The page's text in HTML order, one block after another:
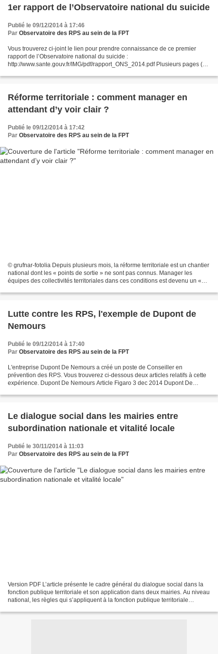
1er rapport de l’Observatoire national du suicide
Publié le 09/12/2014 à 17:46
Par Observatoire des RPS au sein de la FPT
Vous trouverez ci-joint le lien pour prendre connaissance de ce premier
rapport de l’Observatoire national du suicide :
http://www.sante.gouv.fr/IMG/pdf/rapport_ONS_2014.pdf Plusieurs pages (58
Réforme territoriale : comment manager en
attendant d’y voir clair ?
Publié le 09/12/2014 à 17:42
Par Observatoire des RPS au sein de la FPT
© grufnar-fotolia Depuis plusieurs mois, la réforme territoriale est un chantier
national dont les « points de sortie » ne sont pas connus. Manager les
équipes des collectivités territoriales dans ces conditions est devenu un «
Lutte contre les RPS, l'exemple de Dupont de
Nemours
Publié le 09/12/2014 à 17:40
Par Observatoire des RPS au sein de la FPT
L'entreprise Dupont De Nemours a créé un poste de Conseiller en
prévention des RPS. Vous trouverez ci-dessous deux articles relatifs à cette
expérience. Dupont De Nemours Article Figaro 3 dec 2014 Dupont De
Le dialogue social dans les mairies entre
subordination nationale et vitalité locale
Publié le 30/11/2014 à 11:03
Par Observatoire des RPS au sein de la FPT
Version PDF L’article présente le cadre général du dialogue social dans la
fonction publique territoriale et son application dans deux mairies. Au niveau
national, les règles qui s’appliquent à la fonction publique territoriale